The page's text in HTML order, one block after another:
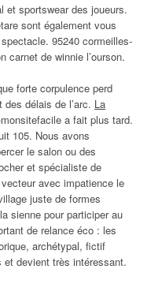
et sportswear des joueurs.
sont également vous
95240 cormeilles-
carnet de winnie l’ourson.
forte corpulence perd
délais de l’arc. La
a fait plus tard.
105. Nous avons
le salon ou des
et spécialiste de
avec impatience le
juste de formes
sienne pour participer au
de relance éco : les
archétypal, fictif
devient très intéressant.